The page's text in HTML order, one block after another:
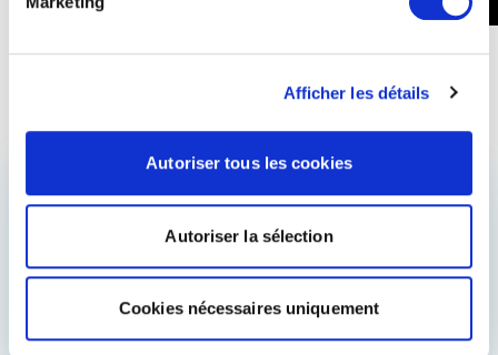
Afficher les détails
Autoriser tous les cookies
Autoriser la sélection
Cookies nécessaires uniquement
ACCÉDEZ AUX
COULISSES DE
L’AVENIR DE L’EUROPE
Restez informé du travail de Renew Europe,
de ses victoires politiques et des décisions